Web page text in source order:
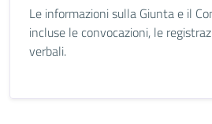
Le informazioni sulla Giunta e il
incluse le convocazioni, le
verbali.